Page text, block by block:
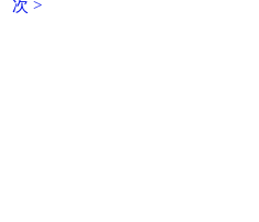
次 >